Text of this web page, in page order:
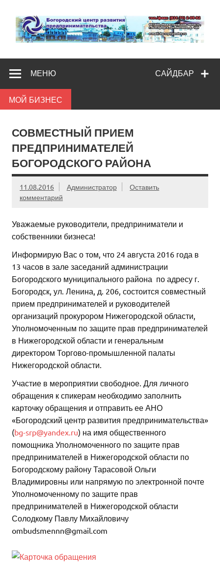
content
САЙДБАР
МЕНЮ
МОЙ БИЗНЕС
СОВМЕСТНЫЙ ПРИЕМ
ПРЕДПРИНИМАТЕЛЕЙ
БОГОРОДСКОГО РАЙОНА
11.08.2016 Администратор
Оставить
комментарий
Уважаемые руководители, предприниматели и
собственники бизнеса!
Информирую Вас о том, что 24 августа 2016 года в
13 часов в зале заседаний администрации
Богородского муниципального района по адресу г.
Богородск, ул. Ленина, д. 206, состоится совместный
прием предпринимателей и руководителей
организаций прокурором Нижегородской области,
Уполномоченным по защите прав предпринимателей
в Нижегородской области и генеральным
директором Торгово-промышленной палаты
Нижегородской области.
Участие в мероприятии свободное. Для личного
обращения к спикерам необходимо заполнить
карточку обращения и отправить ее АНО
«Богородский центр развития предпринимательства»
(bg-srp@yandex.ru) на имя общественного
помощника Уполномоченного по защите прав
предпринимателей в Нижегородской области по
Богородскому району Тарасовой Ольги
Владимировны или напрямую по электронной почте
Уполномоченному по защите прав
предпринимателей в Нижегородской области
Солодкому Павлу Михайловичу
ombudsmennn@gmail.com